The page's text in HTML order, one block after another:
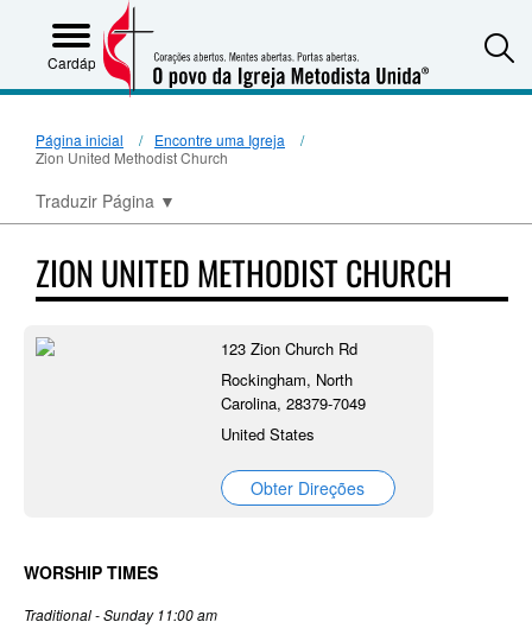
Cardápio
Página inicial
Encontre uma Igreja
Zion United Methodist Church
Traduzir Página ▼
ZION UNITED METHODIST CHURCH
123 Zion Church Rd
Rockingham, North
Carolina, 28379-7049
United States
Obter Direções
WORSHIP TIMES
Traditional - Sunday 11:00 am